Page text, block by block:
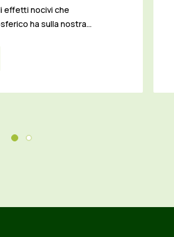
effetti nocivi che
ha sulla nostra…